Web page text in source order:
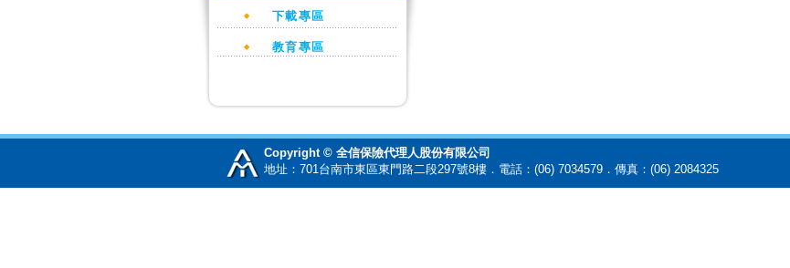
下載專區
教育專區
Copyright © 全信保險代理人股份有限公司
地址：701台南市東區東門路二段297號8樓．電話：(06) 7034579．傳真：(06) 2084325